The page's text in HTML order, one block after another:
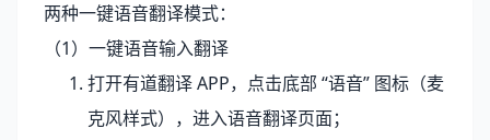
两种一键语音翻译模式：
（1）一键语音输入翻译
打开有道翻译 APP，点击底部 “语音” 图标（麦
克风样式），进入语音翻译页面；